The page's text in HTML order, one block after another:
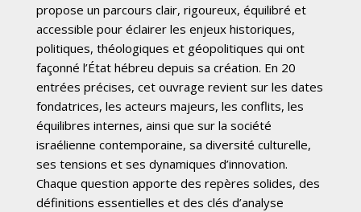
propose un parcours clair, rigoureux, équilibré et
accessible pour éclairer les enjeux historiques,
politiques, théologiques et géopolitiques qui ont
façonné l’État hébreu depuis sa création. En 20
entrées précises, cet ouvrage revient sur les dates
fondatrices, les acteurs majeurs, les conflits, les
équilibres internes, ainsi que sur la société
israélienne contemporaine, sa diversité culturelle,
ses tensions et ses dynamiques d’innovation.
Chaque question apporte des repères solides, des
définitions essentielles et des clés d’analyse